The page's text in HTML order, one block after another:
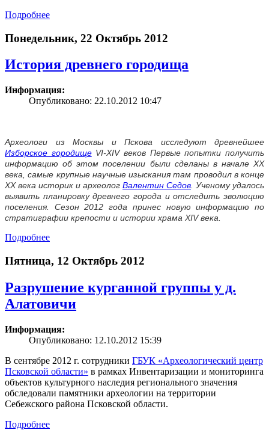
Подробнее
Понедельник, 22 Октябрь 2012
История древнего городища
Информация:
Опубликовано: 22.10.2012 10:47
Археологи из Москвы и Пскова исследуют древнейшее
Изборское городищеVI-XIV веков Первые попытки получить
информацию об этом поселении были сделаны в начале XX
века, самые крупные научные изыскания там проводил в конце
XX века историк и археолог Валентин Седов. Ученому удалось
выявить планировку древнего города и отследить эволюцию
поселения. Сезон 2012 года принес новую информацию по
стратиграфии крепости и истории храма XIV века.
Подробнее
Пятница, 12 Октябрь 2012
Разрушение курганной группы у д.
Алатовичи
Информация:
Опубликовано: 12.10.2012 15:39
В сентябре 2012 г. сотрудники ГБУК «Археологический центр
Псковской области» в рамках Инвентаризации и мониторинга
объектов культурного наследия регионального значения
обследовали памятники археологии на территории
Себежского района Псковской области.
Подробнее